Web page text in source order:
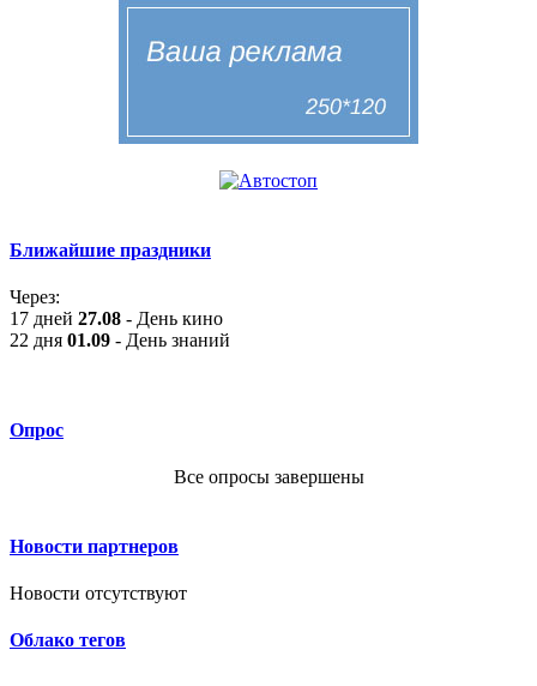
Ближайшие праздники
Через:
17 дней 27.08 - День кино
22 дня 01.09 - День знаний
Опрос
Все опросы завершены
Новости партнеров
Новости отсутствуют
Облако тегов